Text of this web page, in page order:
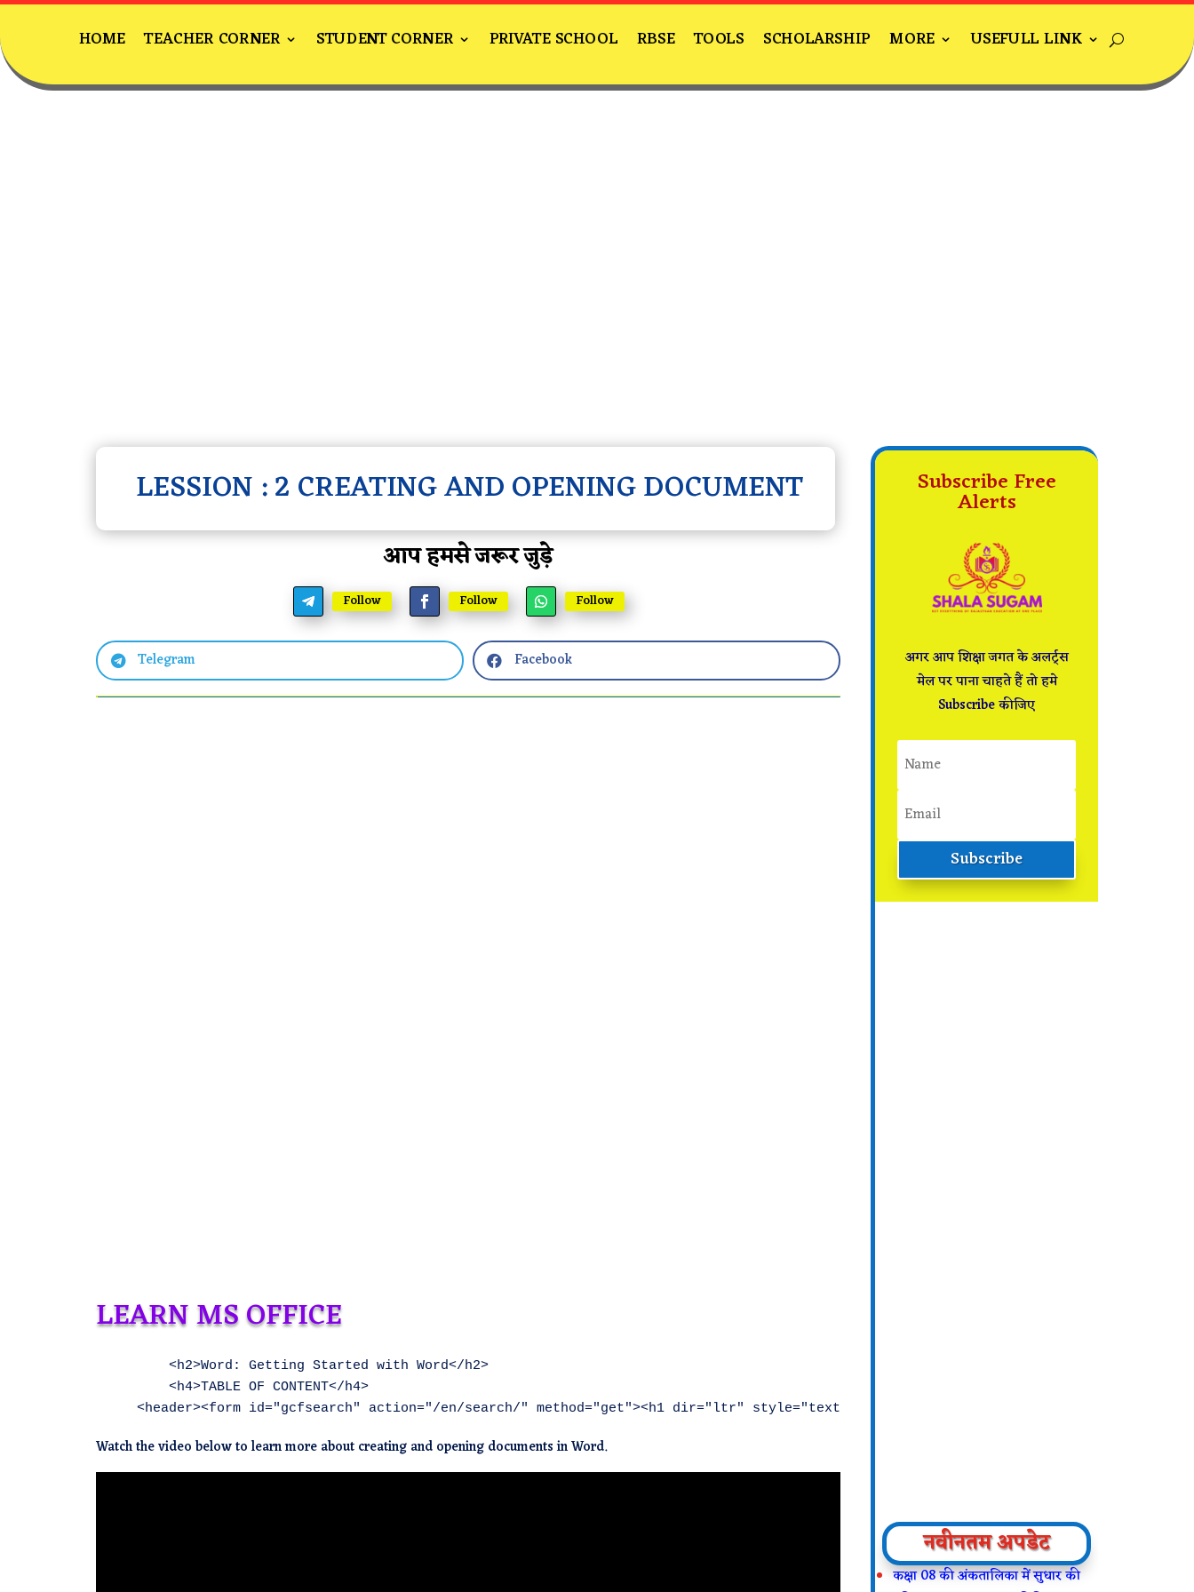
HOME TEACHER CORNER STUDENT CORNER PRIVATE SCHOOL RBSE TOOLS SCHOLARSHIP MORE USEFULL LINK
LESSION : 2 CREATING AND OPENING DOCUMENT
आप हमसे जरूर जुड़े
Follow Follow Follow
 Telegram  Facebook
LEARN MS OFFICE
        <h2>Word: Getting Started with Word</h2>
        <h4>TABLE OF CONTENT</h4>
Watch the video below to learn more about creating and opening documents in Word.
Subscribe Free
Alerts
अगर आप शिक्षा जगत के अलर्ट्स
मेल पर पाना चाहते हैं तो हमे
Subscribe कीजिए
Subscribe
नवीनतम अपडेट
कक्षा 08 की अंकतालिका में सुधार की